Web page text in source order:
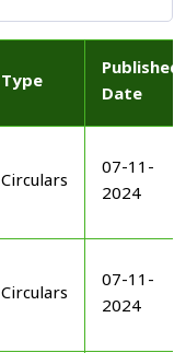
Type
Published
Date
Circulars
07-11-
2024
Circulars
07-11-
2024